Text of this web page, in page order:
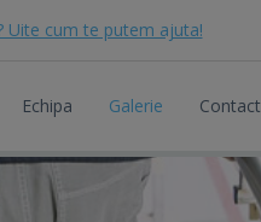
Uite cum te putem ajuta!
Echipa Galerie Contact